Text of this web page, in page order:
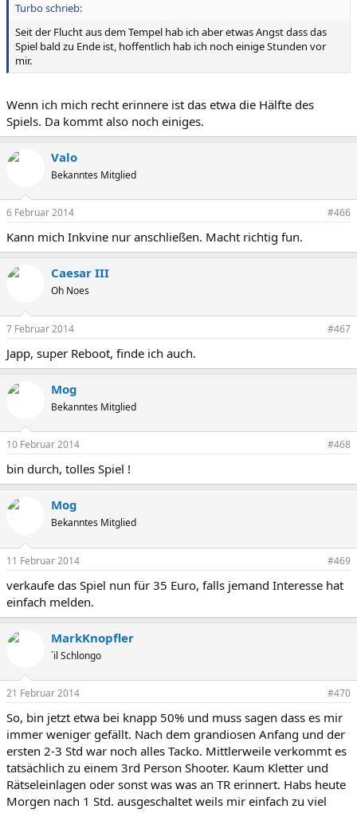
Turbo schrieb:
Seit der Flucht aus dem Tempel hab ich aber etwas Angst dass das
Spiel bald zu Ende ist, hoffentlich hab ich noch einige Stunden vor
mir.
Wenn ich mich recht erinnere ist das etwa die Hälfte des
Spiels. Da kommt also noch einiges.
Valo
Bekanntes Mitglied
6 Februar 2014 #466
Kann mich Inkvine nur anschließen. Macht richtig fun.
Caesar III
Oh Noes
7 Februar 2014 #467
Japp, super Reboot, finde ich auch.
Mog
Bekanntes Mitglied
10 Februar 2014 #468
bin durch, tolles Spiel !
Mog
Bekanntes Mitglied
11 Februar 2014 #469
verkaufe das Spiel nun für 35 Euro, falls jemand Interesse hat
einfach melden.
MarkKnopfler
´il Schlongo
21 Februar 2014 #470
So, bin jetzt etwa bei knapp 50% und muss sagen dass es mir
immer weniger gefällt. Nach dem grandiosen Anfang und der
ersten 2-3 Std war noch alles Tacko. Mittlerweile verkommt es
tatsächlich zu einem 3rd Person Shooter. Kaum Kletter und
Rätseleinlagen oder sonst was was an TR erinnert. Habs heute
Morgen nach 1 Std. ausgeschaltet weils mir einfach zu viel